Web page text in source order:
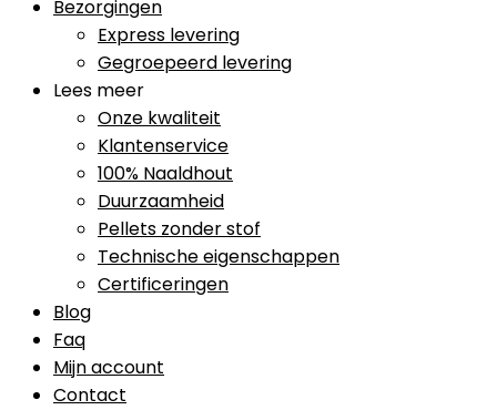
Bezorgingen
Express levering
Gegroepeerd levering
Lees meer
Onze kwaliteit
Klantenservice
100% Naaldhout
Duurzaamheid
Pellets zonder stof
Technische eigenschappen
Certificeringen
Blog
Faq
Mijn account
Contact